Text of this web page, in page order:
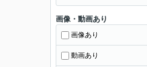
画像・動画あり
画像あり
動画あり